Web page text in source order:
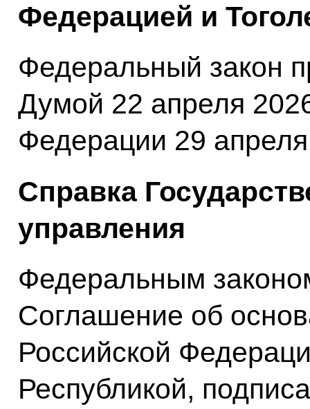
Федерацией и
Федеральный закон
Думой 22 апреля
Федерации 29
Справка
управления
Федеральным
Соглашение об
Российской
Республикой,